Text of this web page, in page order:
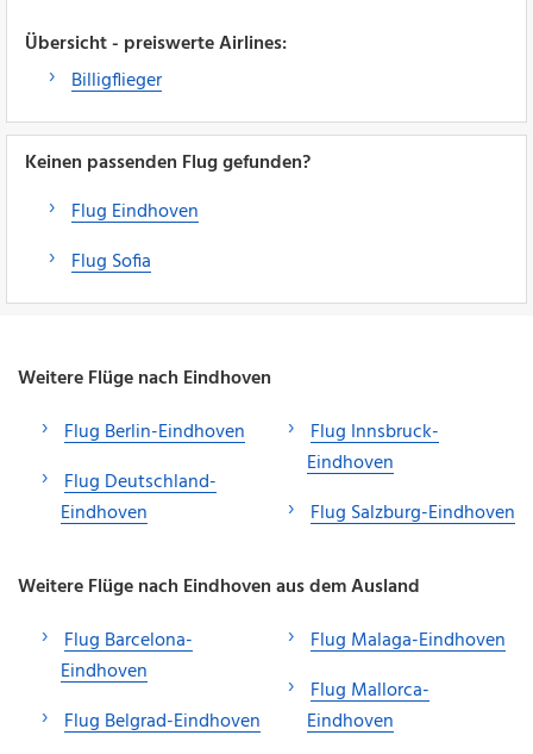
Übersicht - preiswerte Airlines:
Billigflieger
Keinen passenden Flug gefunden?
Flug Eindhoven
Flug Sofia
Weitere Flüge nach Eindhoven
Flug Berlin-Eindhoven
Flug Deutschland-
Eindhoven
Flug Innsbruck-
Eindhoven
Flug Salzburg-Eindhoven
Weitere Flüge nach Eindhoven aus dem Ausland
Flug Barcelona-
Eindhoven
Flug Belgrad-Eindhoven
Flug Malaga-Eindhoven
Flug Mallorca-
Eindhoven